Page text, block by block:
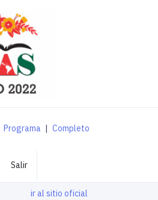
Programa | Completo
Salir
ir al sitio oficial